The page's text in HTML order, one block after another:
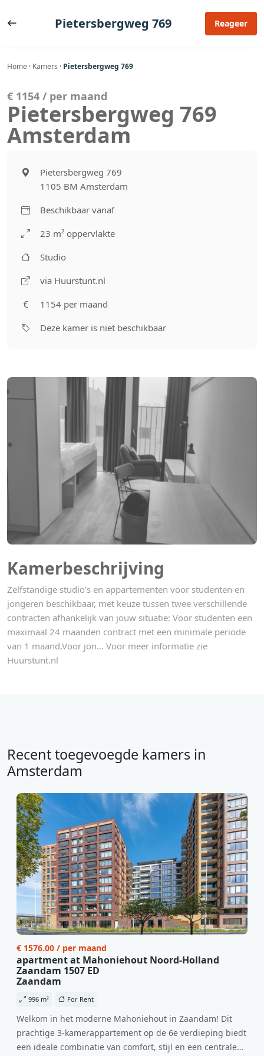
naar
Pietersbergweg 769 Reageer
Home · Kamers · Pietersbergweg 769
Kamerbeschrijving
Zelfstandige studio’s en appartementen voor studenten en
jongeren beschikbaar, met keuze tussen twee verschillende
contracten afhankelijk van jouw situatie: Voor studenten een
maximaal 24 maanden contract met een minimale periode
van 1 maand.Voor jon... Voor meer informatie zie
Huurstunt.nl
€ 1154 / per maand
Pietersbergweg 769
Amsterdam
Pietersbergweg 769
1105 BM Amsterdam
Beschikbaar vanaf
23 m² oppervlakte
Studio
via Huurstunt.nl
1154 per maand
Deze kamer is niet beschikbaar
Recent toegevoegde kamers in
Amsterdam
€ 1576.00 / per maand
apartment at Mahoniehout Noord-Holland
Zaandam 1507 ED
Zaandam
996 m² For Rent
Welkom in het moderne Mahoniehout in Zaandam! Dit
prachtige 3-kamerappartement op de 6e verdieping biedt
een ideale combinatie van comfort, stijl en een centrale